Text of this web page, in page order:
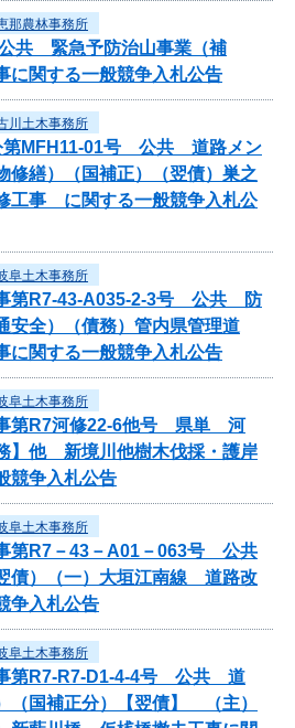
那農林事務所
公共 緊急予防治山事業（補
関する一般競争入札公告
川土木事務所
第MFH11-01号 公共 道路メン
修繕）（国補正）（翌債）巣之
工事 に関する一般競争入札公
阜土木事務所
事第R7-43-A035-2-3号 公共 防
安全）（債務）管内県管理道
関する一般競争入札公告
阜土木事務所
事第R7河修22-6他号 県単 河
】他 新境川他樹木伐採・護岸
競争入札公告
阜土木事務所
第R7－43－A01－063号 公共
債）（一）大垣江南線 道路改
争入札公告
阜土木事務所
事第R7-R7-D1-4-4号 公共 道
（国補正分）【翌債】 （主）